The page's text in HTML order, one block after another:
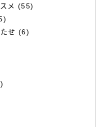
メ (55)
せ (6)